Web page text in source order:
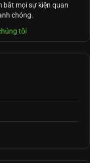
bắt mọi sự kiện quan
chóng.
tôi